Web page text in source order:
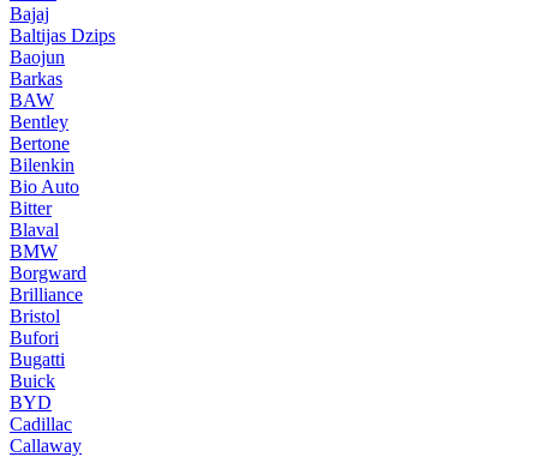
Bajaj
Baltijas Dzips
Baojun
Barkas
BAW
Bentley
Bertone
Bilenkin
Bio Auto
Bitter
Blaval
BMW
Borgward
Brilliance
Bristol
Bufori
Bugatti
Buick
BYD
Cadillac
Callaway